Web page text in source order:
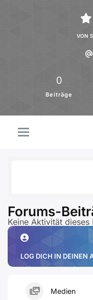
VON 5
0
Beiträge
Forums-
Keine Aktivität
LOG DICH IN DEINEN
Medien